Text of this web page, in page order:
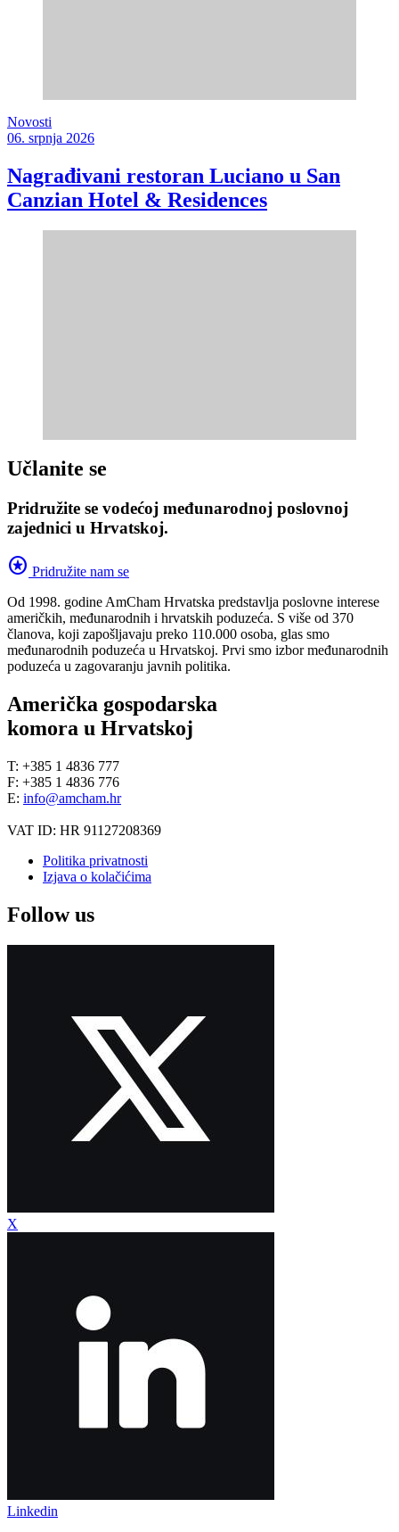
Novosti
06. srpnja 2026
Nagrađivani restoran Luciano u San
Canzian Hotel & Residences
Učlanite se
Pridružite se vodećoj međunarodnoj poslovnoj
zajednici u Hrvatskoj.
stars Pridružite nam se
Od 1998. godine AmCham Hrvatska predstavlja poslovne interese
američkih, međunarodnih i hrvatskih poduzeća. S više od 370
članova, koji zapošljavaju preko 110.000 osoba, glas smo
međunarodnih poduzeća u Hrvatskoj. Prvi smo izbor međunarodnih
poduzeća u zagovaranju javnih politika.
Američka gospodarska
komora u Hrvatskoj
T: +385 1 4836 777
F: +385 1 4836 776
E: info@amcham.hr
VAT ID: HR 91127208369
Politika privatnosti
Izjava o kolačićima
Follow us
X
Linkedin